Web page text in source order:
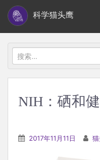
i
科学猫头鹰
搜
索：
NIH：硒和
2017年11月11日